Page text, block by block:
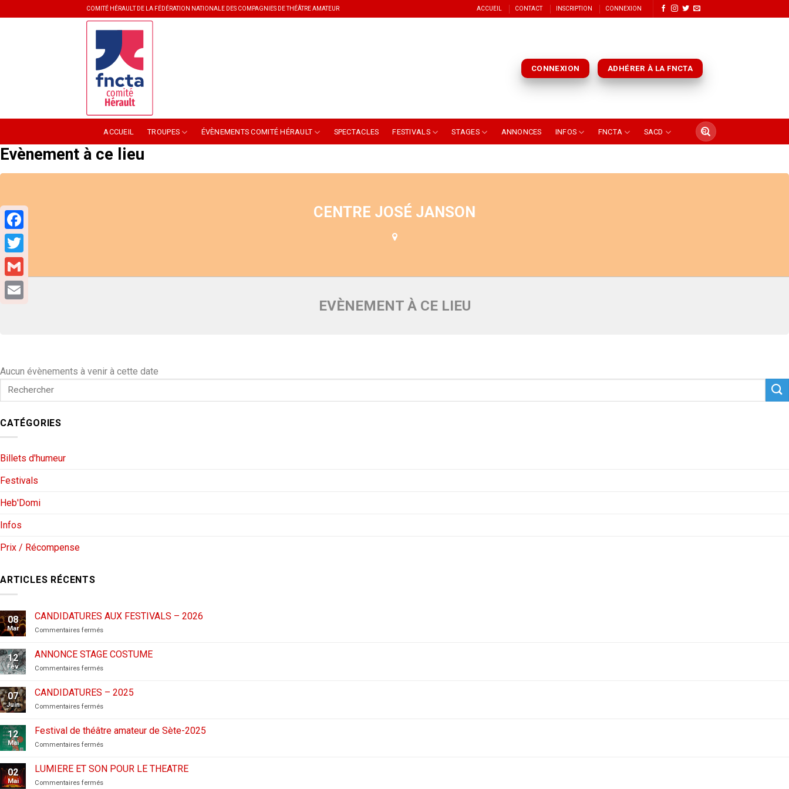
to
COMITÉ HÉRAULT DE LA FÉDÉRATION NATIONALE DES COMPAGNIES DE THÉÂTRE AMATEUR ACCUEIL CONTACT INSCRIPTION CONNEXION
CONNEXION ADHÉRER À LA FNCTA
ACCUEIL TROUPES ÉVÈNEMENTS COMITÉ HÉRAULT SPECTACLES FESTIVALS STAGES ANNONCES INFOS FNCTA SACD
Evènement à ce lieu
CENTRE JOSÉ JANSON
EVÈNEMENT À CE LIEU
Aucun évènements à venir à cette date
CATÉGORIES
Billets d'humeur
Festivals
Heb'Domi
Infos
Prix / Récompense
ARTICLES RÉCENTS
08
Mar
CANDIDATURES AUX FESTIVALS – 2026
Commentaires ferméssur
AUX
FESTIVALS
–
12
Fév
ANNONCE STAGE COSTUME
Commentaires ferméssur
STAGE
COSTUME
07
Juin
CANDIDATURES – 2025
Commentaires ferméssur
2025
12
Mai
Festival de théâtre amateur de Sète-2025
Commentaires ferméssur
de
théâtre
amateur
02
Mai
LUMIERE ET SON POUR LE THEATRE
Commentaires ferméssur
Facebook
Twitter
Gmail